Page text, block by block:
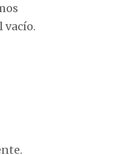
vacío.